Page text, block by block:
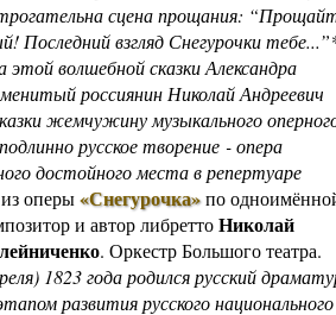
хоры
с песней»
сцена прощания:
взгляд Снегурочки
волшебной сказки Александра
россиянин Николай Андреевич
жемчужину музыкального
русское творение - опера
достойного места в репертуаре
оперы«Снегурочка»по
и автор либреттоНиколай
. Оркестр Большого театра.
1823 года родился русский
развития русского национального